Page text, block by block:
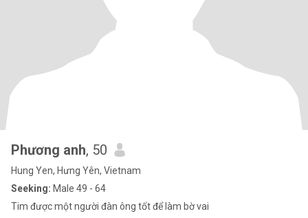
Phương anh, 50
Hung Yen, Hưng Yên, Vietnam
Seeking: Male 49 - 64
Tim được một người đàn ông tốt để làm bờ vai